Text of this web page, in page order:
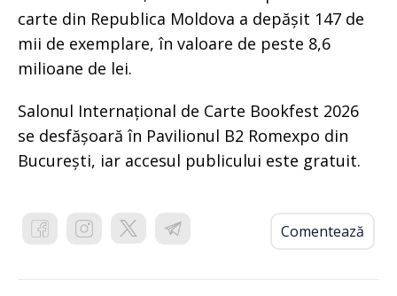
carte din Republica Moldova a depășit 147 de
mii de exemplare, în valoare de peste 8,6
milioane de lei.
Salonul Internațional de Carte Bookfest 2026
se desfășoară în Pavilionul B2 Romexpo din
București, iar accesul publicului este gratuit.
Comentează